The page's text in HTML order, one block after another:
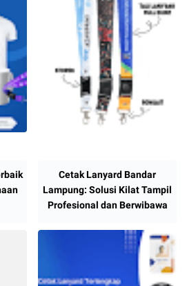
Cetak Lanyard Bandar
Lampung: Solusi Kilat Tampil
Profesional dan Berwibawa